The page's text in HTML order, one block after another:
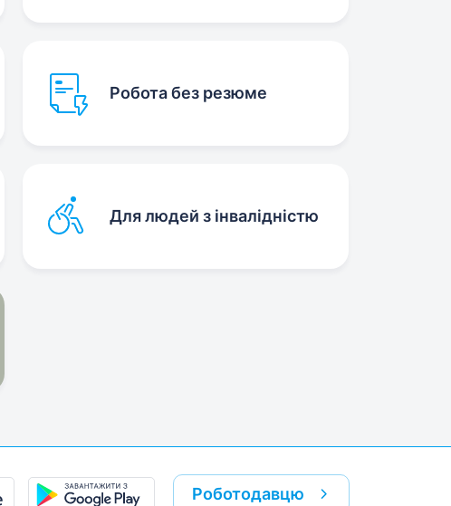
Робота без резюме
Для людей з інвалідністю
Роботодавцю